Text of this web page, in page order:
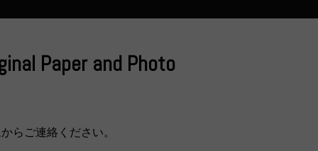
Paper and Photo
らご連絡ください。